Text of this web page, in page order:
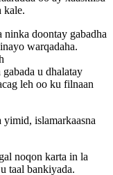
kale.
doontay gabadha
warqadaha.
u dhalatay
leh oo ku filnaan
yimid, islamarkaasna
noqon karta in la
taal bankiyada.